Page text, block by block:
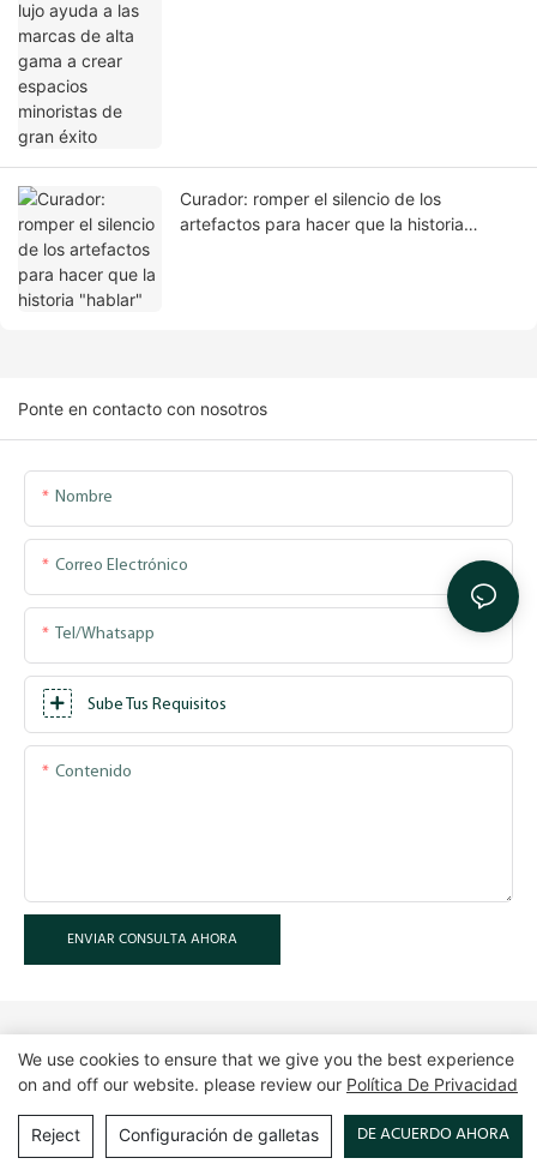
Curador: romper el silencio de los
artefactos para hacer que la historia
Ponte en contacto con nosotros
Nombre
Correo Electrónico
Tel/whatsapp
Sube Tus Requisitos
Contenido
ENVIAR CONSULTA AHORA
Derechos de autor © 2025 Guangzhou LUXE Showcases
www.luxeshowcases.com |
Mapa del sitio política de privacidad
We use cookies to ensure that we give you the best experience
on and off our website. please review our Política De Privacidad
Reject Configuración de galletas DE ACUERDO AHORA